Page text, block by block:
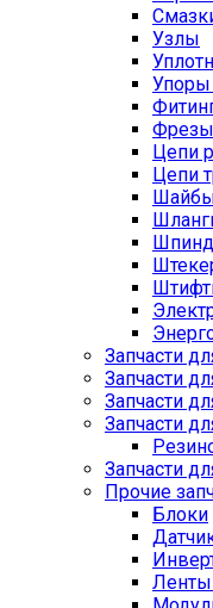
Узлы
Упоры
Фрезы
Цепи
Цепи
Шайбы
Запчасти
Запчасти
Запчасти
Запчасти
Запчасти
Прочие
Блоки